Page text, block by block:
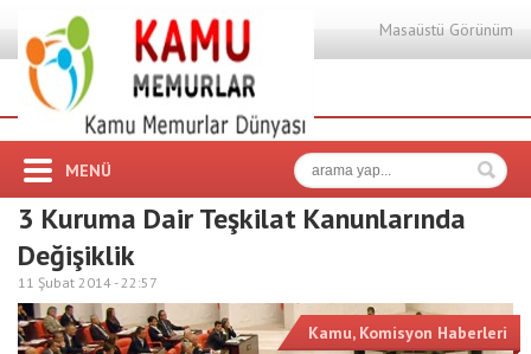
Masaüstü Görünüm
MENÜ
3 Kuruma Dair Teşkilat Kanunlarında
Değişiklik
11 Şubat 2014 -22:57
Kamu, Komisyon Haberleri